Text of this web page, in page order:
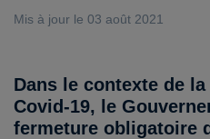
Mis à jour le 03 août 2021
Dans le contexte de
Covid-19, le
fermeture obligatoire